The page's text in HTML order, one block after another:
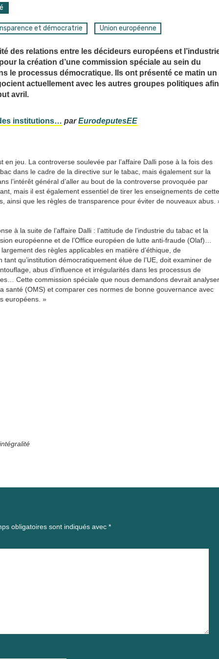
et démocratrie Union européenne
des relations entre les décideurs européens et
la création d’une commission spéciale au sein du
le processus démocratique. Ils ont présenté ce matin un
actuellement avec les autres groupes politiques afin
avril.
institutions… parEurodeputesEE
en jeu. La controverse soulevée par l’affaire Dalli pose à la fois des
dans le cadre de la directive sur le tabac, mais également sur la
l’intérêt général d’aller au bout de la controverse provoquée par
mais il est également essentiel de tirer les enseignements de cette
ainsi que les règles de transparence pour éviter de nouveaux abus.
à la suite de l’affaire Dalli : l’attitude de l’industrie du tabac et la
européenne et de l’Office européen de lutte anti-fraude (Olaf)…
des règles applicables en matière d’éthique, de
qu’institution démocratiquement élue de l’UE, doit examiner de
abus d’influence et irrégularités dans les processus de
Cette commission spéciale que nous demandons devrait analyser
santé (OMS) et comparer ces normes de bonne gouvernance avec
européens. »
obligatoires sont indiqués avec *